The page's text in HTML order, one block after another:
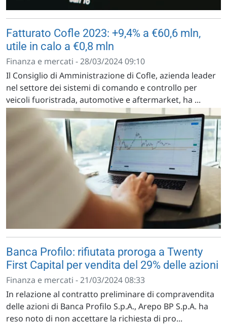
Fatturato Cofle 2023: +9,4% a €60,6 mln,
utile in calo a €0,8 mln
Finanza e mercati - 28/03/2024 09:10
Il Consiglio di Amministrazione di Cofle, azienda leader
nel settore dei sistemi di comando e controllo per
veicoli fuoristrada, automotive e aftermarket, ha ...
Banca Profilo: rifiutata proroga a Twenty
First Capital per vendita del 29% delle azioni
Finanza e mercati - 21/03/2024 08:33
In relazione al contratto preliminare di compravendita
delle azioni di Banca Profilo S.p.A., Arepo BP S.p.A. ha
reso noto di non accettare la richiesta di pro...